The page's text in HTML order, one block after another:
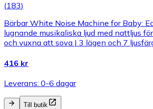
(183)
Bärbar White Noise Machine for Baby:
lugnande musikaliska ljud med nattljus
och vuxna att sova | 3 lägen och 7
416 kr
Leverans: 0-6 dagar
Till butik